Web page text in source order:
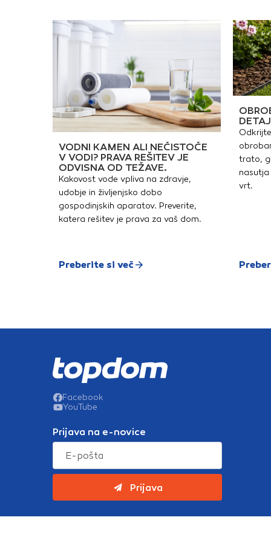
VODNI KAMEN ALI NEČISTOČE
V VODI? PRAVA REŠITEV JE
ODVISNA OD TEŽAVE.
Kakovost vode vpliva na zdravje,
udobje in življenjsko dobo
gospodinjskih aparatov. Preverite,
katera rešitev je prava za vaš dom.
Preberite si več
trato,
vrt.
Facebook
YouTube
Prijava na e-novice
Prijava